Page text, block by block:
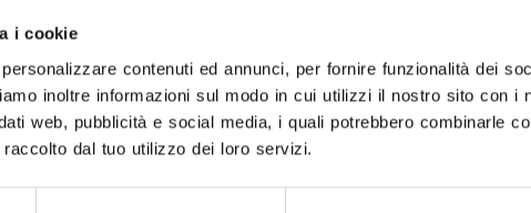
i cookie
contenuti ed annunci, per fornire funzionalità dei
inoltre informazioni sul modo in cui utilizzi il nostro sito con i
web, pubblicità e social media, i quali potrebbero combinarle
dal tuo utilizzo dei loro servizi.